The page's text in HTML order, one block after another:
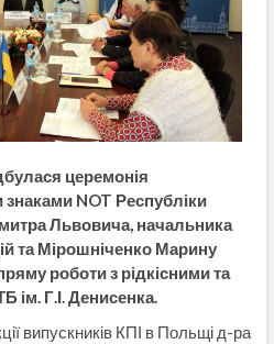
церемонія
NOT Республіки
Львовича, начальника
та Мірошніченко Марину
роботи з рідкісними та
ім. Г.І. Денисенка.
випускників КПІ в Польщі д-ра